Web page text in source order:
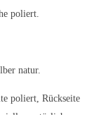
poliert.
natur.
poliert, Rückseite